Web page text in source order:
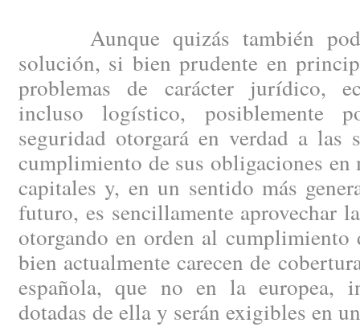
Aunque quizás también
solución, si bien prudente en
problemas de carácter jurídico,
incluso logístico, posiblemente
seguridad otorgará en verdad a las
cumplimiento de sus obligaciones en
capitales y, en un sentido más
futuro, es sencillamente aprovechar
otorgando en orden al cumplimiento
bien actualmente carecen de
española, que no en la europea,
dotadas de ella y serán exigibles en